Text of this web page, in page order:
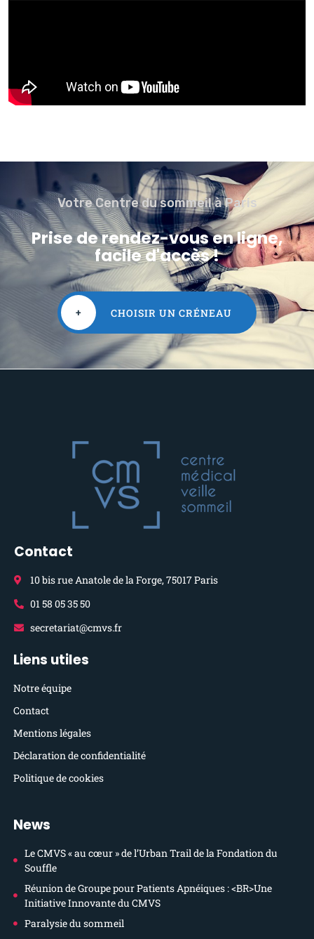
Votre Centre du sommeil à Paris
Prise de rendez-vous en ligne,
facile d'accès !
+ CHOISIR UN CRÉNEAU
Contact
10 bis rue Anatole de la Forge, 75017 Paris
01 58 05 35 50
secretariat@cmvs.fr
Liens utiles
Notre équipe
Contact
Mentions légales
Déclaration de confidentialité
Politique de cookies
News
Le CMVS « au cœur » de l’Urban Trail de la Fondation du
Souffle
Réunion de Groupe pour Patients Apnéiques : <BR>Une
Initiative Innovante du CMVS
Paralysie du sommeil